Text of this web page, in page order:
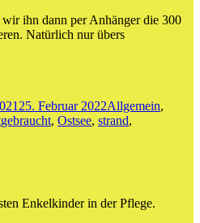
ihn dann per Anhänger die 300
Natürlich nur übers
25. Februar 2022Allgemein,
Schlagwörter
gebraucht, Ostsee, strand,
Enkelkinder in der Pflege.